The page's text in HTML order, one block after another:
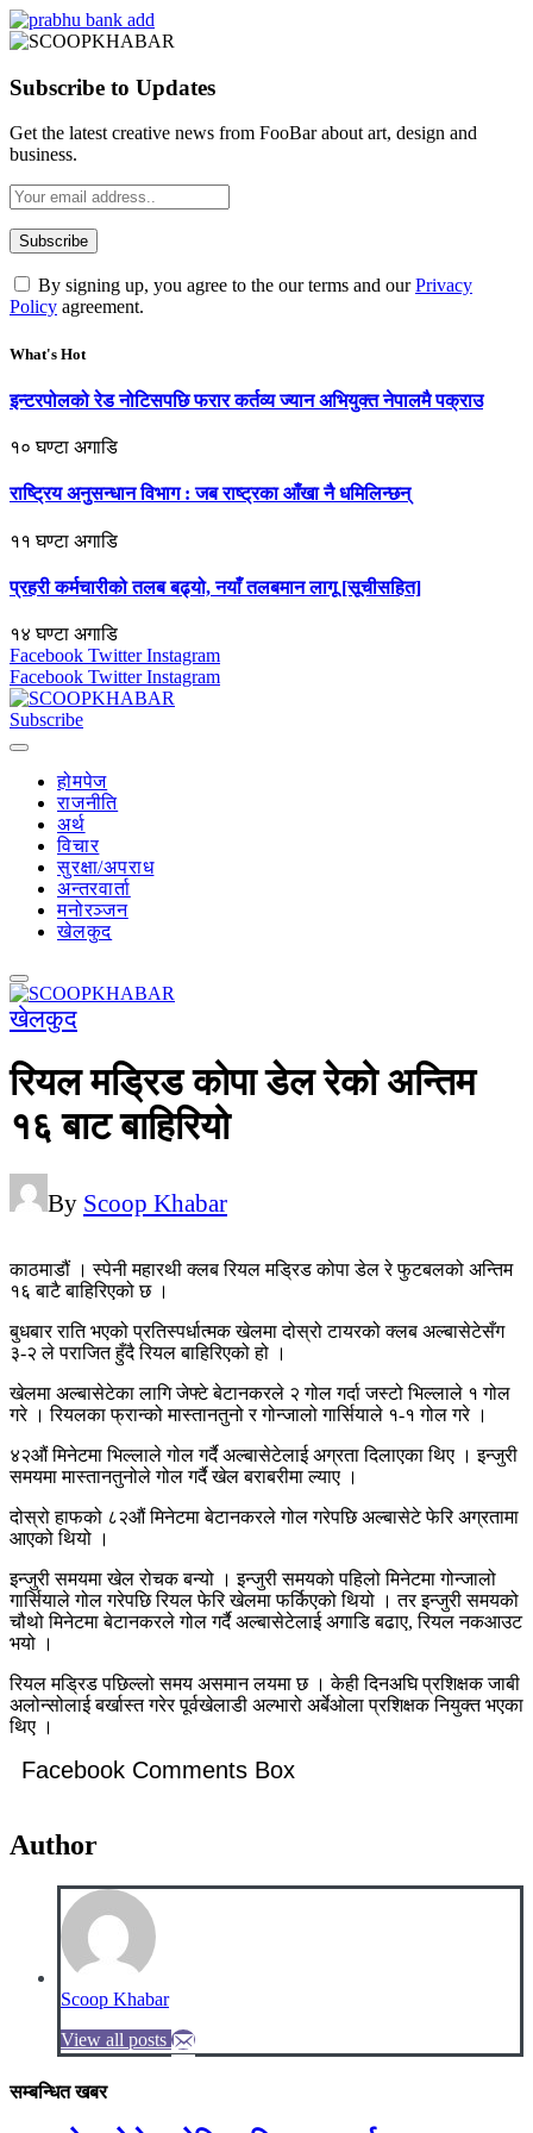
Subscribe to Updates
Get the latest creative news from FooBar about art, design and
business.
By signing up, you agree to the our terms and ourPrivacy
Policy agreement.
What's Hot
इन्टरपोलको रेड नोटिसपछि फरार कर्तव्य ज्यान अभियुक्त नेपालमै पक्राउ
१० घण्टा अगाडि
राष्ट्रिय अनुसन्धान विभाग : जब राष्ट्रका आँखा नै धमिलिन्छन्
११ घण्टा अगाडि
प्रहरी कर्मचारीको तलब बढ्यो, नयाँ तलबमान लागू [सूचीसहित]
१४ घण्टा अगाडि
Facebook Twitter Instagram
Facebook Twitter Instagram
Subscribe
होमपेज
राजनीति
अर्थ
विचार
सुरक्षा/अपराध
अन्तरवार्ता
मनोरञ्जन
खेलकुद
खेलकुद
रियल मड्रिड कोपा डेल रेको अन्तिम
१६ बाट बाहिरियो
By Scoop Khabar
काठमाडौं । स्पेनी महारथी क्लब रियल मड्रिड कोपा डेल रे फुटबलको अन्तिम
१६ बाटै बाहिरिएको छ ।
बुधबार राति भएको प्रतिस्पर्धात्मक खेलमा दोस्रो टायरको क्लब अल्बासेटेसँग
३-२ ले पराजित हुँदै रियल बाहिरिएको हो ।
खेलमा अल्बासेटेका लागि जेफ्टे बेटानकरले २ गोल गर्दा जस्टो भिल्लाले १ गोल
गरे । रियलका फ्रान्को मास्तानतुनो र गोन्जालो गार्सियाले १-१ गोल गरे ।
४२औं मिनेटमा भिल्लाले गोल गर्दै अल्बासेटेलाई अग्रता दिलाएका थिए । इन्जुरी
समयमा मास्तानतुनोले गोल गर्दै खेल बराबरीमा ल्याए ।
दोस्रो हाफको ८२औं मिनेटमा बेटानकरले गोल गरेपछि अल्बासेटे फेरि अग्रतामा
आएको थियो ।
इन्जुरी समयमा खेल‌‌ रोचक बन्यो । इन्जुरी समयको पहिलो मिनेटमा गोन्जालो
गार्सियाले गोल‌ गरेपछि रियल फेरि खेलमा फर्किएको थियो । तर इन्जुरी समयको
चौथो मिनेटमा बेटानकरले गोल गर्दै अल्बासेटेलाई अगाडि बढाए, रियल नकआउट
भयो ।
रियल मड्रिड पछिल्लो समय असमान लयमा छ । केही दिनअघि प्रशिक्षक जाबी
अलोन्सोलाई बर्खास्त गरेर पूर्वखेलाडी अल्भारो अर्बेओला प्रशिक्षक नियुक्त भएका
थिए ।
Facebook Comments Box
Author
Scoop Khabar
View all posts
सम्बन्धित खबर